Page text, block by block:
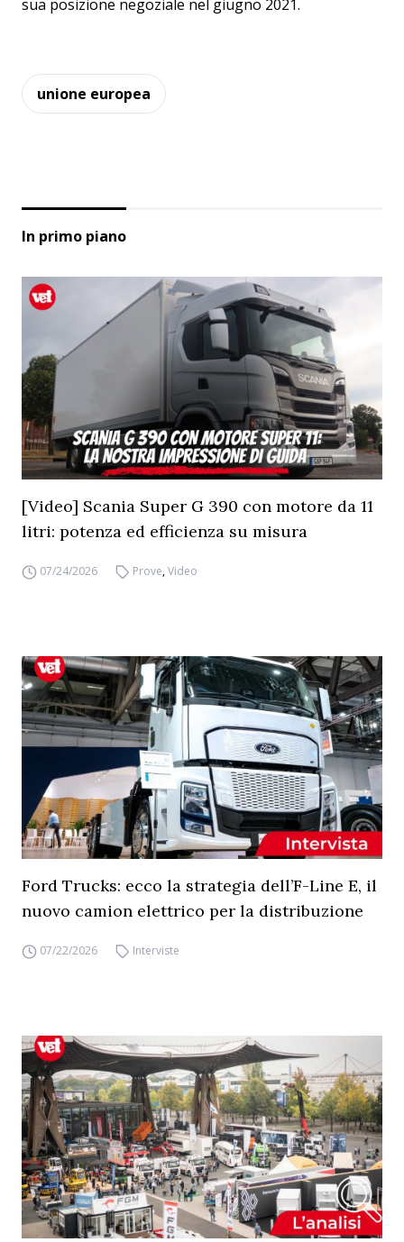
sua posizione negoziale nel giugno 2021.
unione europea
In primo piano
[Video] Scania Super G 390 con motore da 11
litri: potenza ed efficienza su misura
07/24/2026 Prove,Video
Ford Trucks: ecco la strategia dell’F-Line E, il
nuovo camion elettrico per la distribuzione
07/22/2026 Interviste